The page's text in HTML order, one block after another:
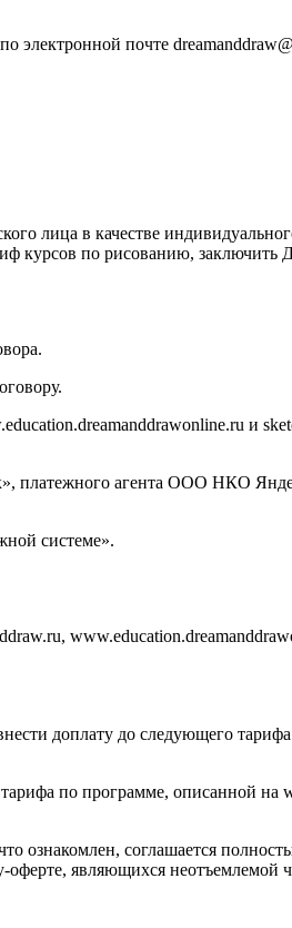
электронной почте
лица в качестве
курсов по рисованию, заключить
и
платежного агента ООО НКО
системе».
доплату до следующего
по программе, описанной на
ознакомлен, соглашается
являющихся неотъемлемой